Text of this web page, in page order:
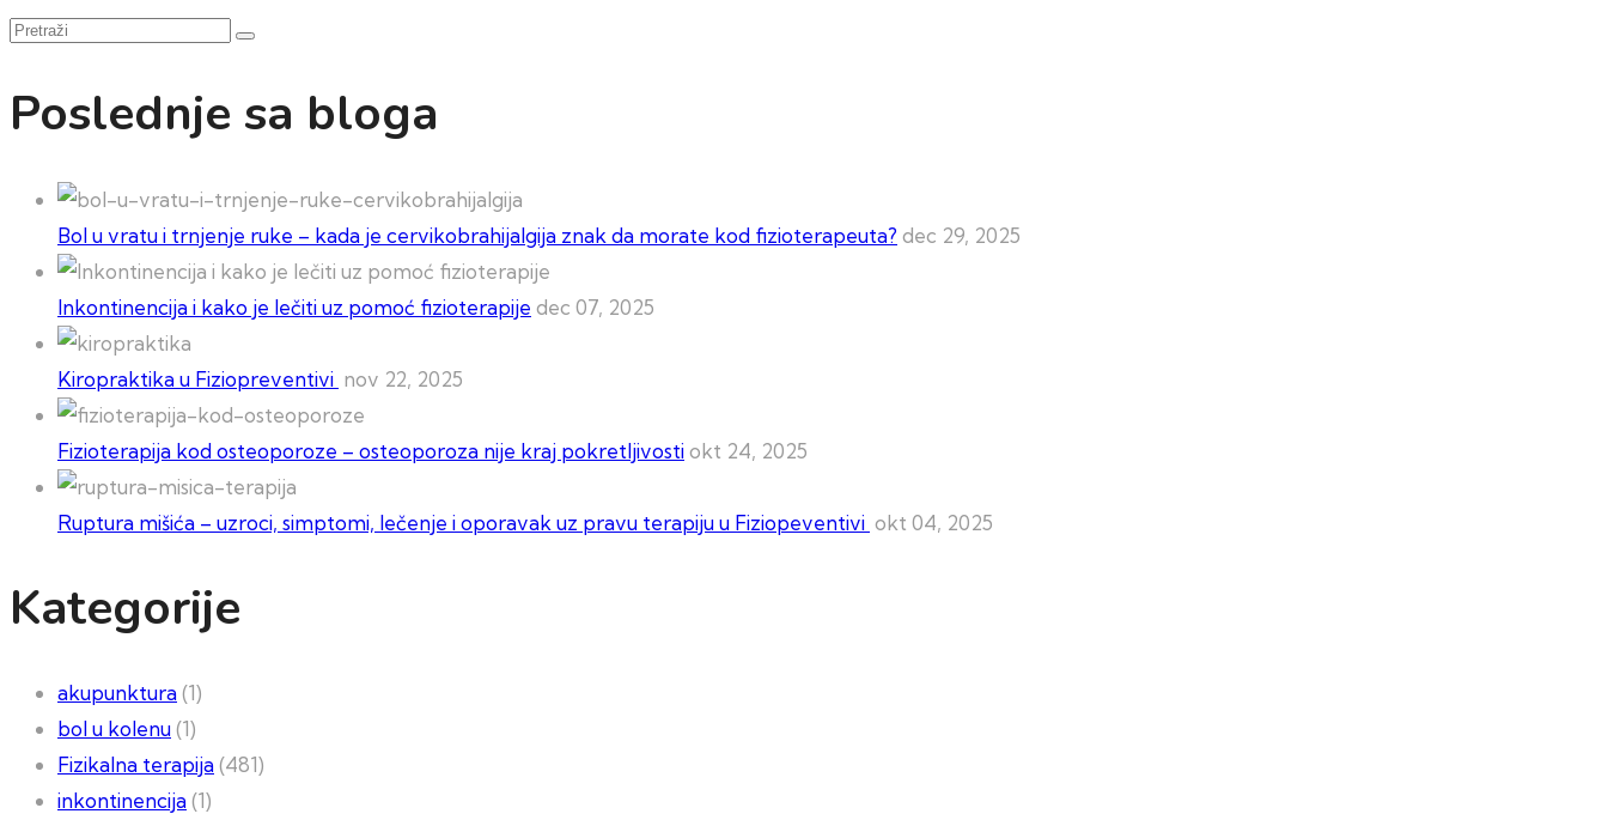
Pretraži
Poslednje sa bloga
Bol u vratu i trnjenje ruke – kada je cervikobrahijalgija znak da morate kod fizioterapeuta? dec 29, 2025
Inkontinencija i kako je lečiti uz pomoć fizioterapije dec 07, 2025
Kiropraktika u Fiziopreventivi nov 22, 2025
Fizioterapija kod osteoporoze – osteoporoza nije kraj pokretljivostiokt 24, 2025
Ruptura mišića – uzroci, simptomi, lečenje i oporavak uz pravu terapiju u Fiziopeventivi okt 04, 2025
Kategorije
akupunktura(1)
bol u kolenu(1)
Fizikalna terapija(481)
inkontinencija(1)